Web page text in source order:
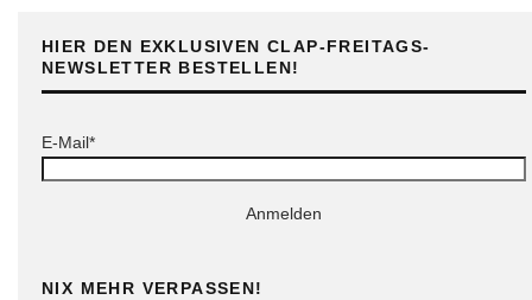
HIER DEN EXKLUSIVEN CLAP-FREITAGS-
NEWSLETTER BESTELLEN!
E-Mail*
Anmelden
NIX MEHR VERPASSEN!